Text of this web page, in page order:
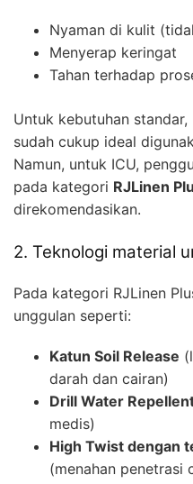
Nyaman di kulit
Menyerap keringat
Tahan terhadap
Untuk kebutuhan
sudah cukup ideal
Namun, untuk ICU,
pada kategori RJLinen
direkomendasikan.
2. Teknologi material
Pada kategori RJLinen
unggulan seperti:
Katun Soil Release
darah dan cairan)
Drill Water
medis)
High Twist dengan
(menahan penetrasi